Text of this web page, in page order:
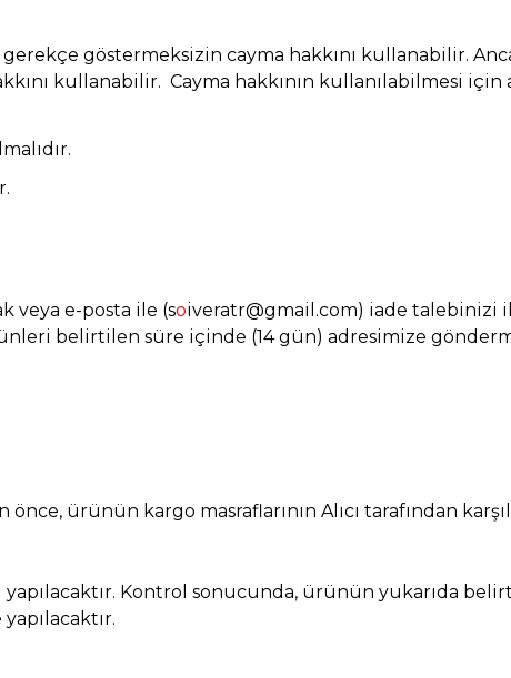
göstermeksizin cayma hakkını kullanabilir.
kullanabilir. Cayma hakkının kullanılabilmesi için
veya e-posta ile (soiveratr@gmail.com) iade talebinizi
belirtilen süre içinde (14 gün) adresimize
ürünün kargo masraflarının Alıcı tarafından
Kontrol sonucunda, ürünün yukarıda